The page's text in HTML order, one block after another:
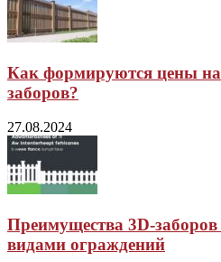
Как формируются цены
заборов?
27.08.2024
Преимущества 3D-
видами ограждений